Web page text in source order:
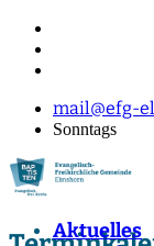
mail@efg-
Sonntags
Aktuelles